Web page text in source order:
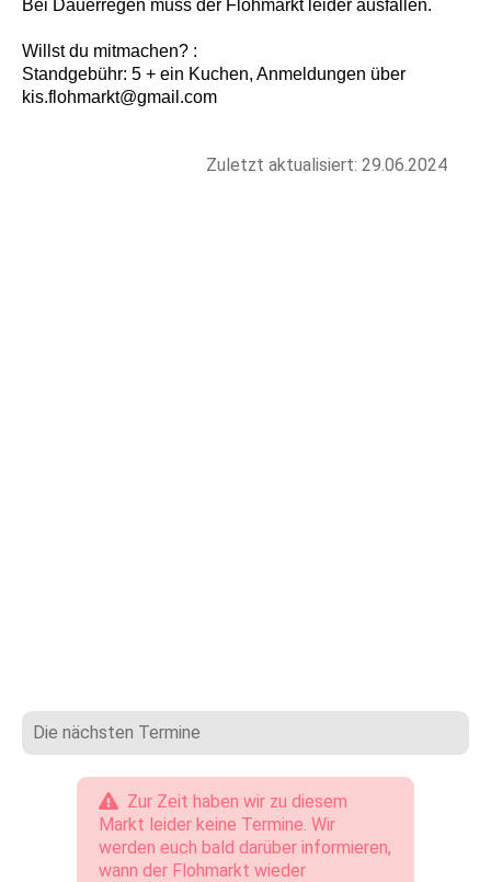
Bei Dauerregen muss der Flohmarkt leider ausfallen.
Willst du mitmachen? :
Standgebühr: 5 + ein Kuchen, Anmeldungen über
kis.flohmarkt@gmail.com
Zuletzt aktualisiert: 29.06.2024
Die nächsten Termine
Zur Zeit haben wir zu diesem
Markt leider keine Termine. Wir
werden euch bald darüber informieren,
wann der Flohmarkt wieder